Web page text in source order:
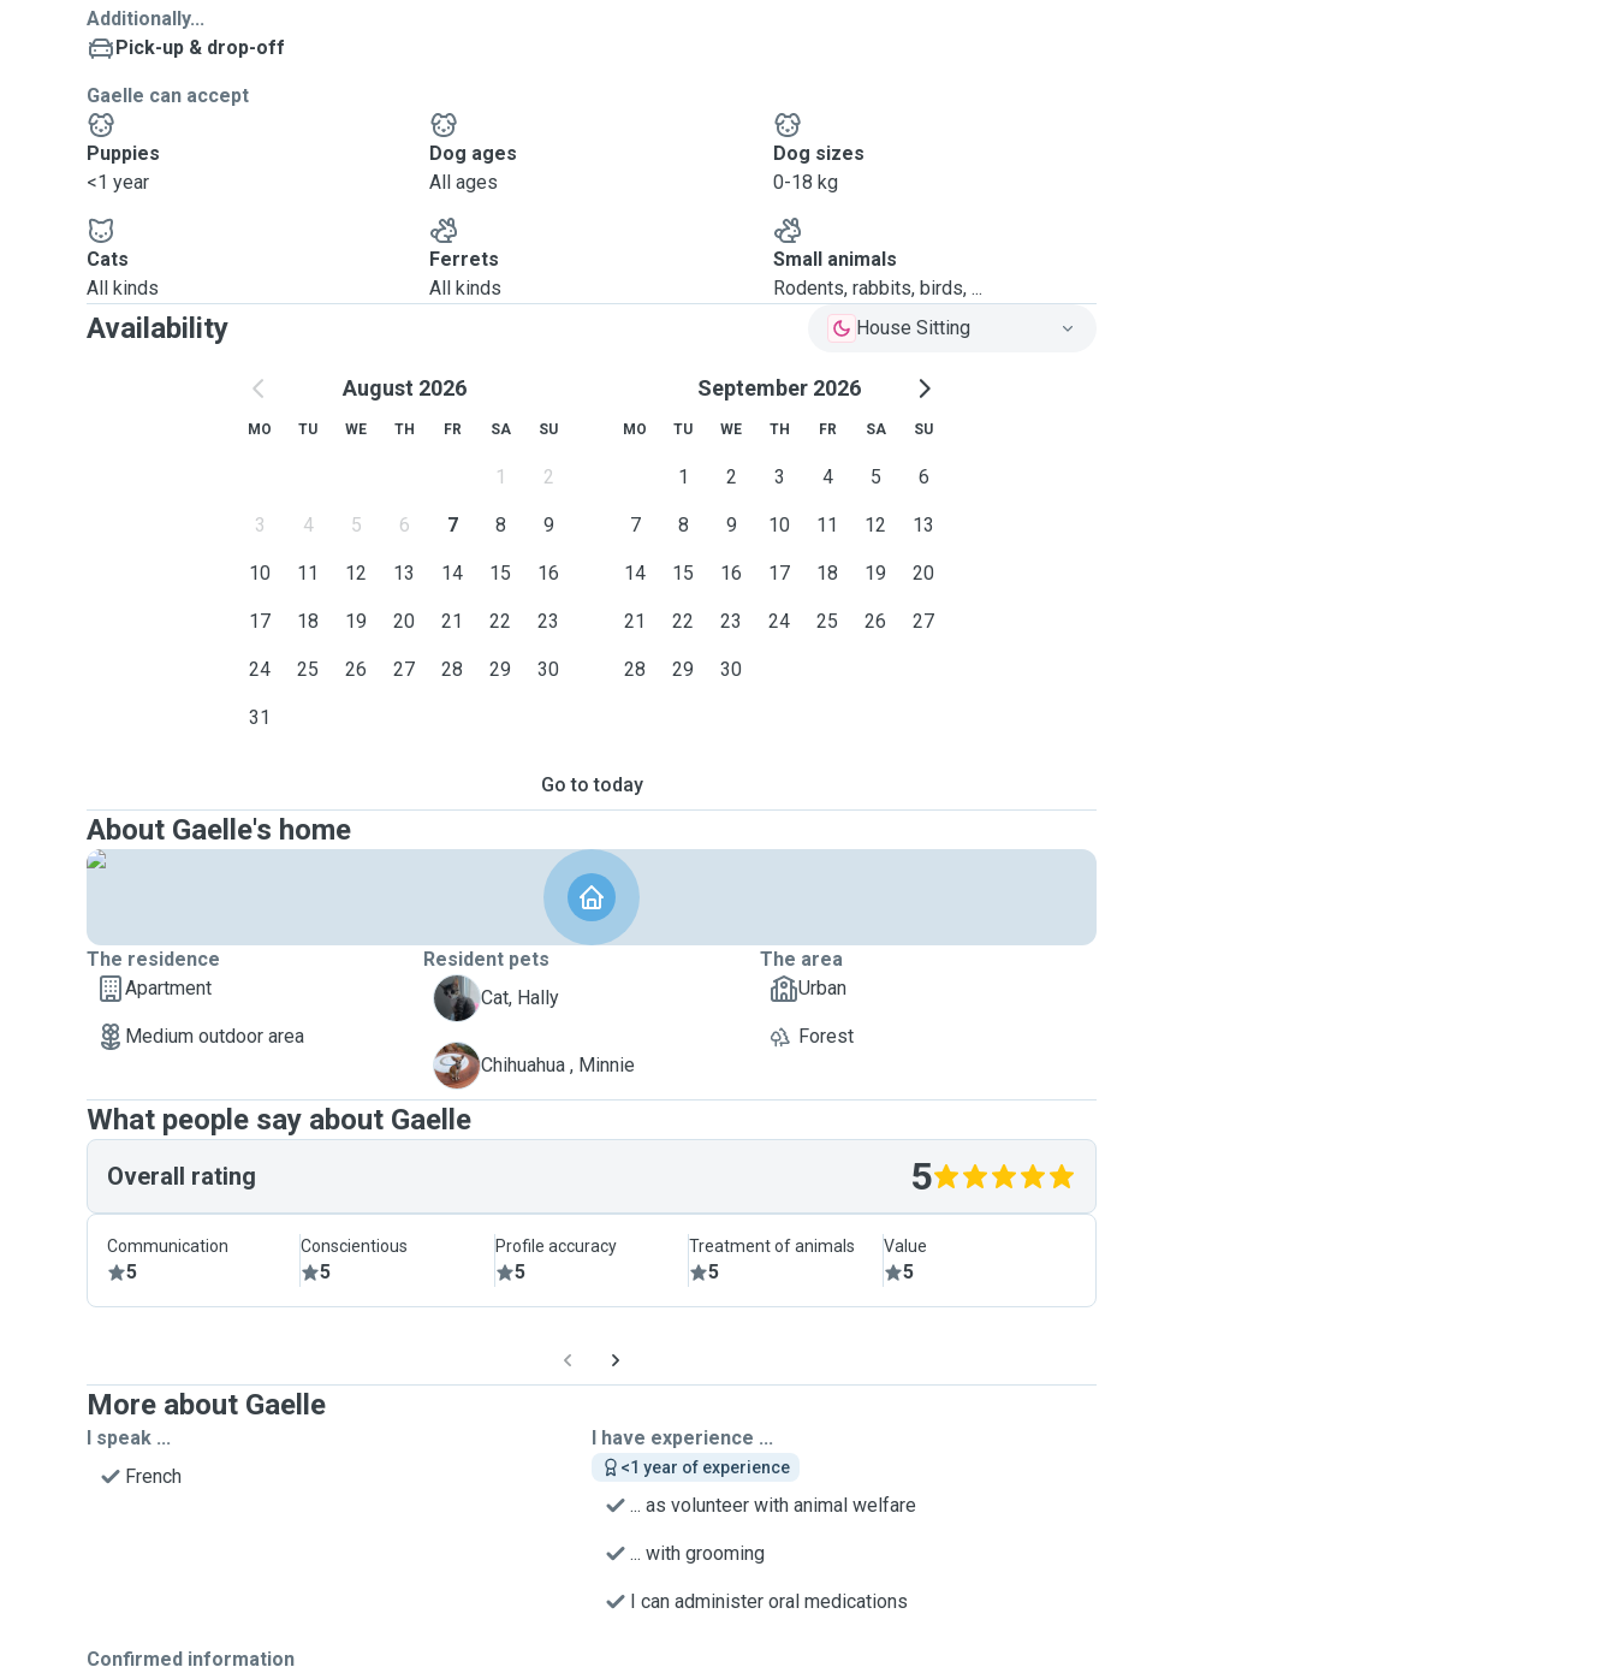
Additionally...
Pick-up & drop-off
Gaelle can accept
Puppies
<1 year
Dog ages
All ages
Dog sizes
0-18 kg
Cats
All kinds
Ferrets
All kinds
Small animals
Rodents, rabbits, birds, ...
Availability House Sitting
August 2026
MO TU WE TH FR SA SU
1 2
3 4 5 6 7 8 9
10 11 12 13 14 15 16
17 18 19 20 21 22 23
24 25 26 27 28 29 30
31
September 2026
MO TU WE TH FR SA SU
1 2 3 4 5 6
7 8 9 10 11 12 13
14 15 16 17 18 19 20
21 22 23 24 25 26 27
28 29 30
Go to today
About Gaelle's home
The residence
Apartment
Medium outdoor area
Resident pets
H
Cat, Hally
M Chihuahua , Minnie
The area
Urban
Forest
What people say about Gaelle
Overall rating 5
Communication
5
Conscientious
5
Profile accuracy
5
Treatment of animals
5
Value
5
More about Gaelle
I speak ...
French
I have experience ...
<1 year of experience
... as volunteer with animal welfare
... with grooming
I can administer oral medications
Confirmed information